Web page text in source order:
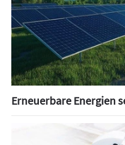
Erneuerbare Energien